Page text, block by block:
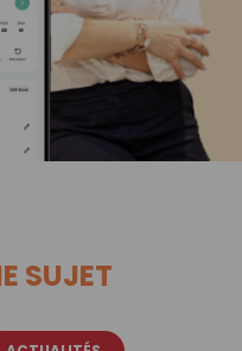
SUJET